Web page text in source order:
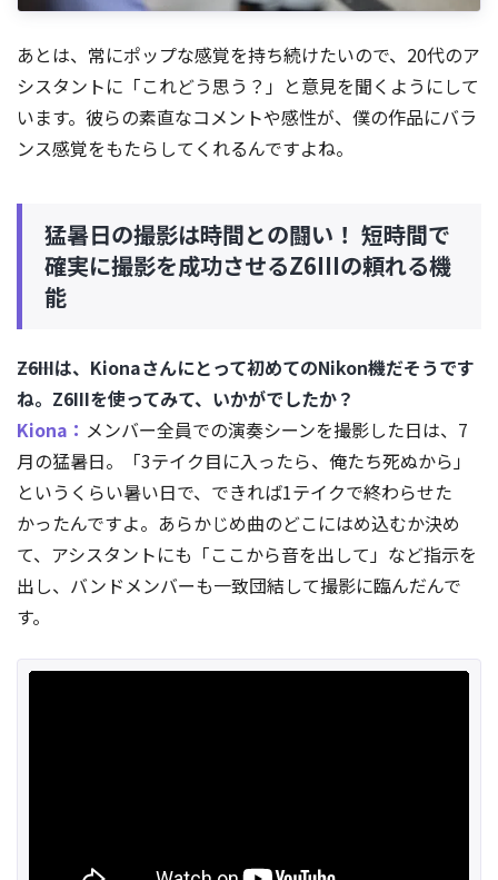
あとは、常にポップな感覚を持ち続けたいので、20代のア
シスタントに「これどう思う？」と意見を聞くようにして
います。彼らの素直なコメントや感性が、僕の作品にバラ
ンス感覚をもたらしてくれるんですよね。
猛暑日の撮影は時間との闘い！ 短時間で
確実に撮影を成功させるZ6IIIの頼れる機
能
――Z6IIIは、Kionaさんにとって初めてのNikon機だそうです
ね。Z6IIIを使ってみて、いかがでしたか？
Kiona： メンバー全員での演奏シーンを撮影した日は、7
月の猛暑日。「3テイク目に入ったら、俺たち死ぬから」
というくらい暑い日で、できれば1テイクで終わらせた
かったんですよ。あらかじめ曲のどこにはめ込むか決め
て、アシスタントにも「ここから音を出して」など指示を
出し、バンドメンバーも一致団結して撮影に臨んだんで
す。